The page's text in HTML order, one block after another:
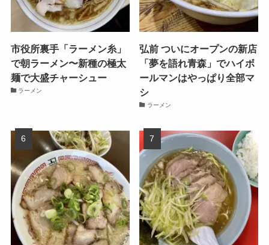
市役所裏手「ラーメン糸」
で朝ラーメン〜新種の極太
麺で大盛チャーシュー
ラーメン
弘前 ついにオープンの新店
「夢を語れ青森」でハイボ
ールマンはやっぱり全部マ
シ
ラーメン